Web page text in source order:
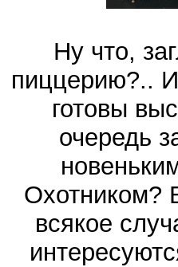
Ну что,
пиццерию?..
готовы
очередь
Охотником?
всякое